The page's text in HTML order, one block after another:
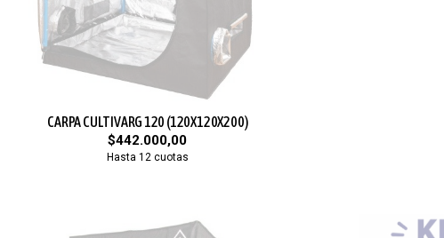
CARPA CULTIVARG 120 (120X120X200)
$442.000,00
Hasta 12 cuotas